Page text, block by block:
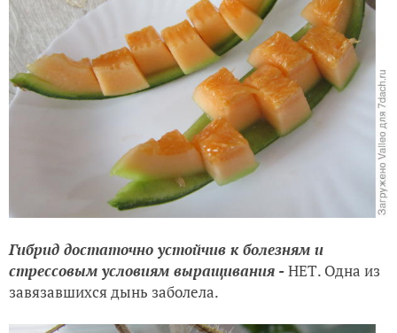
Гибрид достаточно устойчив к болезням и
стрессовым условиям выращивания -НЕТ. Одна из
завязавшихся дынь заболела.